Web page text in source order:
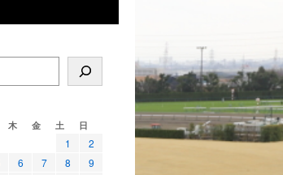
木 金 土 日
1
2
6 7 8
9